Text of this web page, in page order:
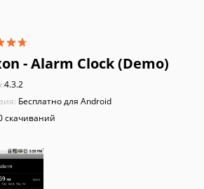
- Alarm Clock (Demo)
4.3.2
Бесплатно для Android
скачиваний